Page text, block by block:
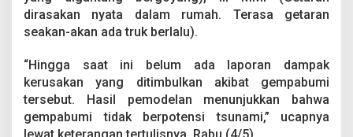
o
t
n
s
T
s
u
dirasakan nyata dalam rumah. Terasa getaran
seakan-akan ada truk berlalu).
“Hingga saat ini belum ada laporan dampak
kerusakan yang ditimbulkan akibat gempabumi
tersebut. Hasil pemodelan menunjukkan bahwa
gempabumi tidak berpotensi tsunami,” ucapnya